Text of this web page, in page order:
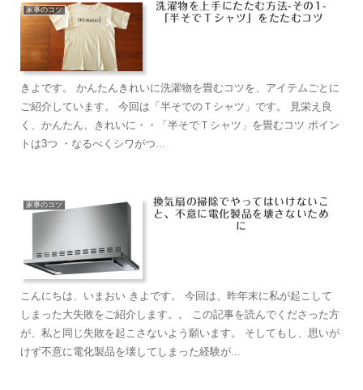
家事のコツ
洗濯物を上手にたたむ方法-その1-
「半そでＴシャツ」をたたむコツ
きよです。 かんたんきれいに洗濯物を畳むコツを、アイテムごとに
ご紹介しています。 今回は「半そでのＴシャツ」です。 見栄え良
く、かんたん、きれいに・・「半そでＴシャツ」を畳むコツ ポイン
トは3つ ・なるべくシワがつ...
家事のコツ
換気扇の掃除でやってはいけないこ
と、不意に電化製品を壊さないため
に
こんにちは、いまおい きよです。 今回は、昨年末に私が起こして
しまった大失敗をご紹介します。。 この記事を読んでくださった方
が、私と同じ失敗を起こさないよう願います。 そしてもし、思いが
けず不意に電化製品を壊してしまった経験が...